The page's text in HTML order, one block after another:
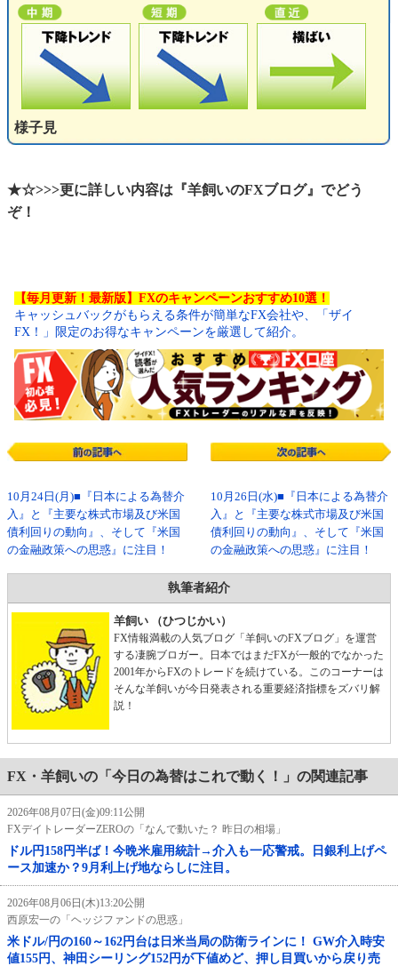
様子見
★☆>>>更に詳しい内容は『羊飼いのFXブログ』でどう
ぞ！
【毎月更新！最新版】FXのキャンペーンおすすめ10選！
キャッシュバックがもらえる条件が簡単なFX会社や、「ザイ
FX！」限定のお得なキャンペーンを厳選して紹介。
10月24日(月)■『日本による為替介
入』と『主要な株式市場及び米国
債利回りの動向』、そして『米国
の金融政策への思惑』に注目！
10月26日(水)■『日本による為替介
入』と『主要な株式市場及び米国
債利回りの動向』、そして『米国
の金融政策への思惑』に注目！
執筆者紹介
羊飼い （ひつじかい）
FX情報満載の人気ブログ「羊飼いのFXブログ」を運営
する凄腕ブロガー。日本ではまだFXが一般的でなかった
2001年からFXのトレードを続けている。このコーナーは
そんな羊飼いが今日発表される重要経済指標をズバリ解
説！
FX・羊飼いの「今日の為替はこれで動く！」の関連記事
2026年08月07日(金)09:11公開
FXデイトレーダーZEROの「なんで動いた？ 昨日の相場」
ドル円158円半ば！今晩米雇用統計→介入も一応警戒。日銀利上げペ
ース加速か？9月利上げ地ならしに注目。
2026年08月06日(木)13:20公開
西原宏一の「ヘッジファンドの思惑」
米ドル/円の160～162円台は日米当局の防衛ラインに！ GW介入時安
値155円、神田シーリング152円が下値めど、押し目買いから戻り売